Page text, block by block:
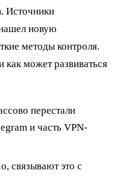
Источники
новую
методы контроля.
как может развиваться
перестали
и часть VPN-
связывают это с